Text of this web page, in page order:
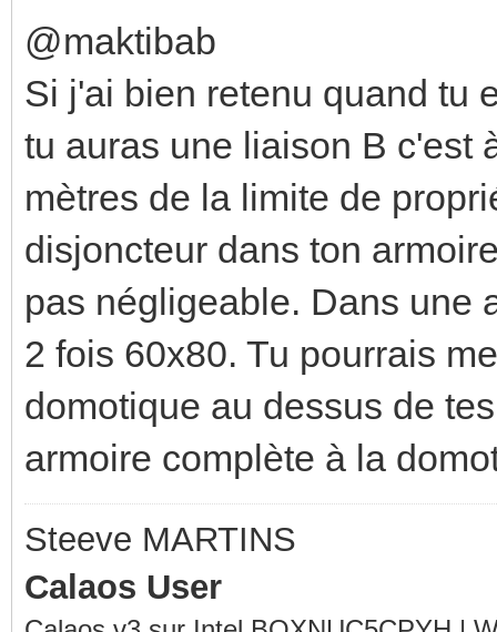
@maktibab
Si j'ai bien retenu quand tu
tu auras une liaison B c'est
mètres de la limite de
disjoncteur dans ton
pas négligeable. Dans une
2 fois 60x80. Tu pourrais
domotique au dessus de
armoire complète à la
Steeve MARTINS
Calaos User